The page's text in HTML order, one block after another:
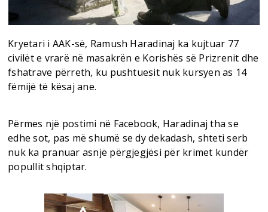
Kryetari i AAK-së, Ramush Haradinaj ka kujtuar 77
civilët e vrarë në masakrën e Korishës së Prizrenit dhe
fshatrave përreth, ku pushtuesit nuk kursyen as 14
fëmijë të kësaj ane.
Përmes një postimi në Facebook, Haradinaj tha se
edhe sot, pas më shumë se dy dekadash, shteti serb
nuk ka pranuar asnjë përgjegjësi për krimet kundër
popullit shqiptar.